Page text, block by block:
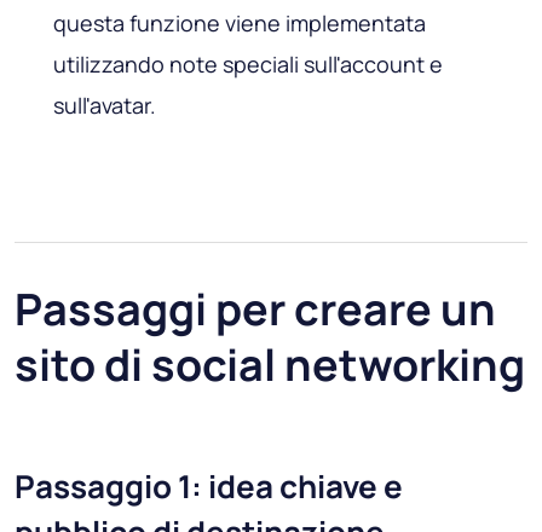
questa funzione viene implementata
utilizzando note speciali sull'account e
sull'avatar.
Passaggi per creare un
sito di social networking
Passaggio 1: idea chiave e